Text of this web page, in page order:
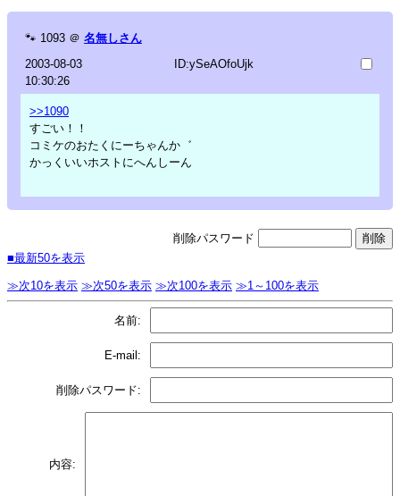
🐾 1093 ＠ 名無しさん
2003-08-03
10:30:26
ID:ySeAOfoUjk
>>1090
すごい！！
コミケのおたくにーちゃんか゛
かっくいいホストにへんしーん
削除パスワード
■最新50を表示
≫次10を表示 ≫次50を表示 ≫次100を表示 ≫1～100を表示
名前:
E-mail:
削除パスワード:
内容: